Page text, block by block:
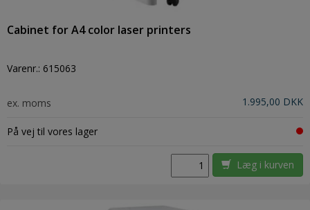
Cabinet for A4 color laser printers
Varenr.: 615063
ex. moms 1.995,00 DKK
På vej til vores lager
Læg i kurven